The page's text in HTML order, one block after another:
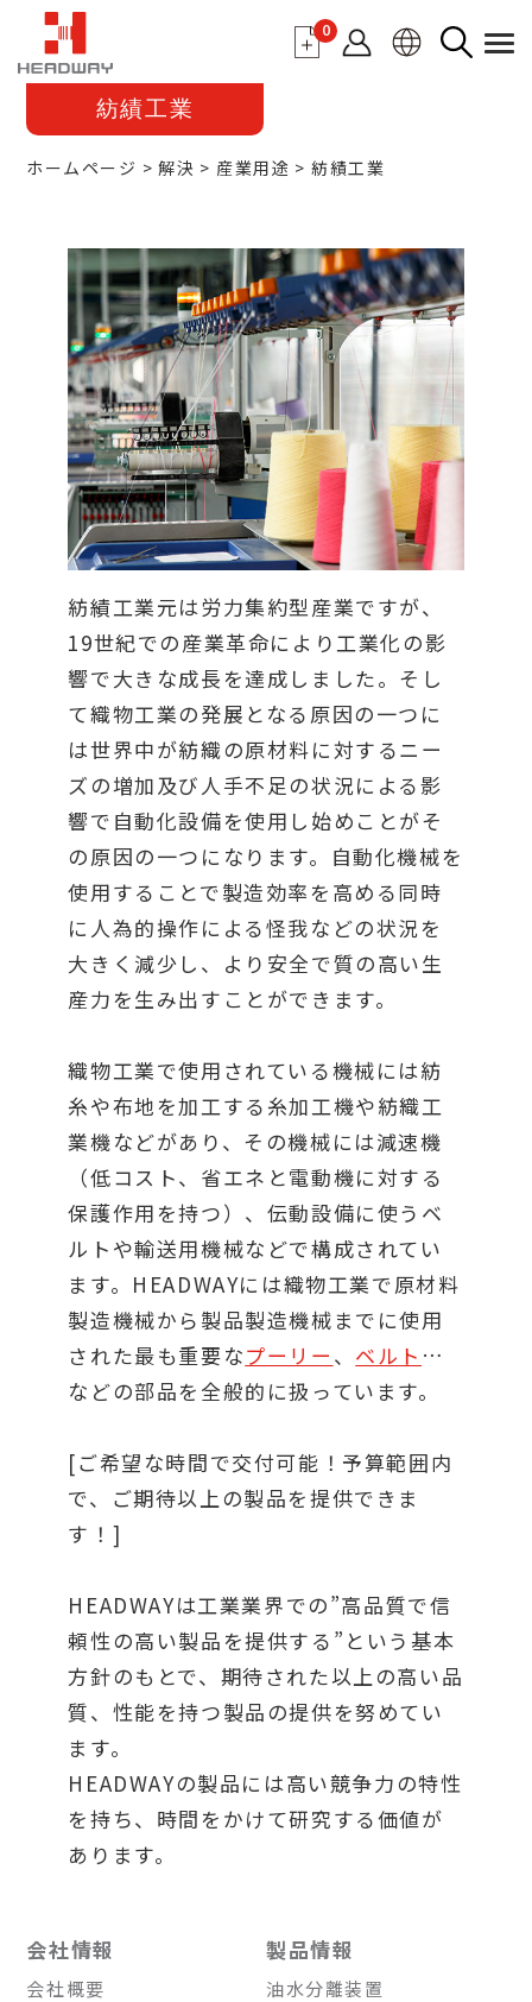
0
紡績工業
ホームページ 解決 産業用途 紡績工業
紡績工業元は労力集約型産業ですが、
19世紀での産業革命により工業化の影
響で大きな成長を達成しました。そし
て織物工業の発展となる原因の一つに
は世界中が紡織の原材料に対するニー
ズの増加及び人手不足の状況による影
響で自動化設備を使用し始めことがそ
の原因の一つになります。自動化機械を
使用することで製造効率を高める同時
に人為的操作による怪我などの状況を
大きく減少し、より安全で質の高い生
産力を生み出すことができます。
織物工業で使用されている機械には紡
糸や布地を加工する糸加工機や紡織工
業機などがあり、その機械には減速機
（低コスト、省エネと電動機に対する
保護作用を持つ）、伝動設備に使うベ
ルトや輸送用機械などで構成されてい
ます。HEADWAYには織物工業で原材料
製造機械から製品製造機械までに使用
された最も重要なプーリー 、 ベルト …
などの部品を全般的に扱っています。
[ご希望な時間で交付可能！予算範囲内
で、ご期待以上の製品を提供できま
す！]
HEADWAYは工業業界での”高品質で信
頼性の高い製品を提供する”という基本
方針のもとで、期待された以上の高い品
質、性能を持つ製品の提供を努めてい
ます。
HEADWAYの製品には高い競争力の特性
を持ち、時間をかけて研究する価値が
あります。
会社情報
会社概要
製品情報
油水分離装置